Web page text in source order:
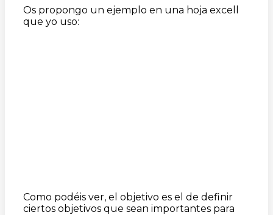
Os propongo un ejemplo en una hoja excell
que yo uso:
Como podéis ver, el objetivo es el de definir
ciertos objetivos que sean importantes para